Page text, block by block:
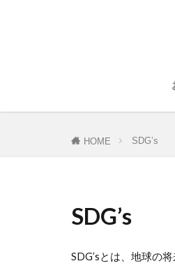
HOME SDG’s
SDG’s
SDG’sとは、地球の